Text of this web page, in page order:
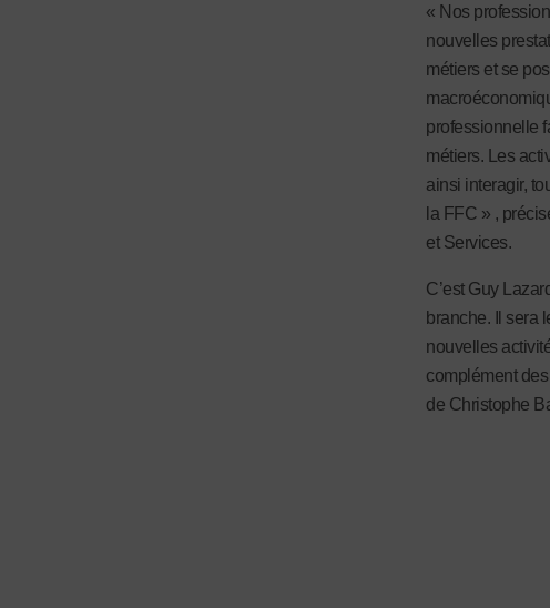
« Nos
nouvelles
métiers et se
professionnelle
métiers. Les
ainsi interagir,
la FFC » ,
et Services.
C’est Guy
branche. Il sera
nouvelles
complément
de Christophe